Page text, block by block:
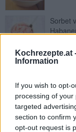
Kochrezepte.at
Information
If you wish to opt-
processing of
targeted
section to confirm
opt-out request is
Sorbet
Leicht